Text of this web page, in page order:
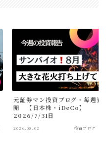
元証券マン投資ブログ・毎週資
開 【日本株・iDeCo】
2026/7/31日
2026.08.02 投資ブログ（